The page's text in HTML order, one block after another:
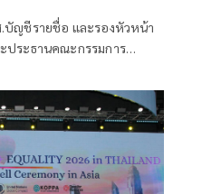
บัญชีรายชื่อ และรองหัวหน้า
ประธานคณะกรรมการ